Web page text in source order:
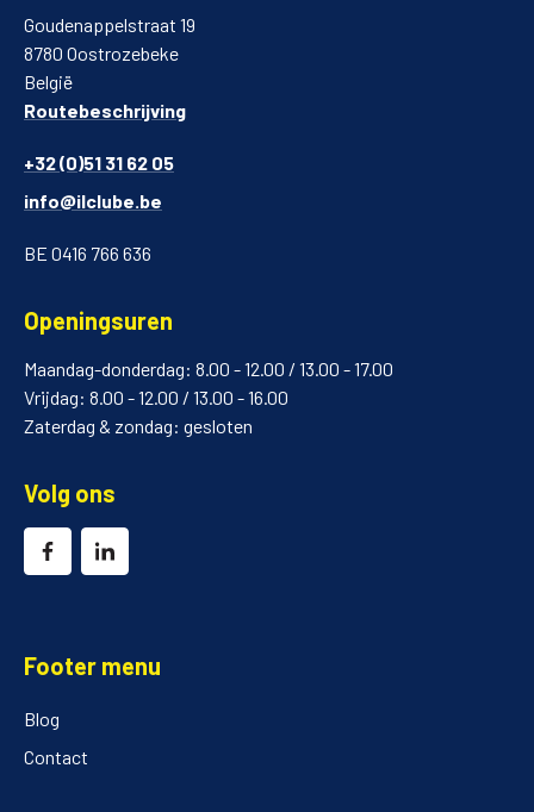
Goudenappelstraat 19
8780 Oostrozebeke
België
Routebeschrijving
+32 (0)51 31 62 05
info@ilclube.be
BE 0416 766 636
Openingsuren
Maandag-donderdag: 8.00 - 12.00 / 13.00 - 17.00
Vrijdag: 8.00 - 12.00 / 13.00 - 16.00
Zaterdag & zondag: gesloten
Volg ons
Footer menu
Blog
Contact